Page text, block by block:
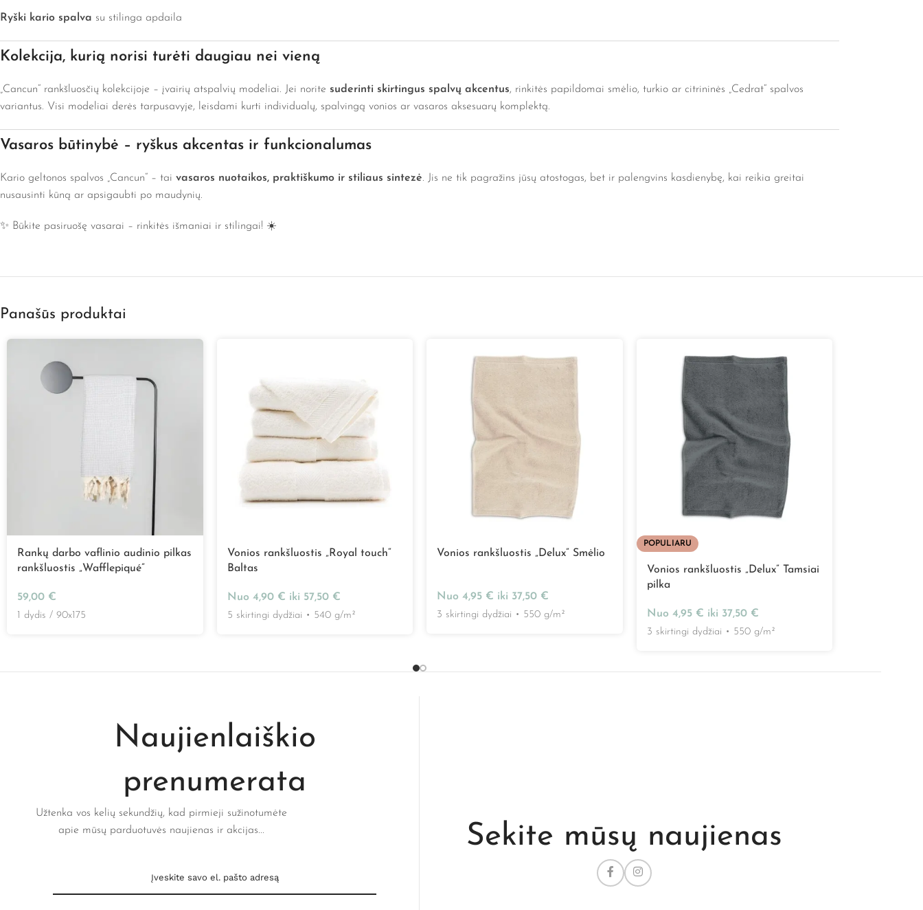
Ryški kario spalva su stilinga apdaila
Kolekcija, kurią norisi turėti daugiau nei vieną
„Cancun“ rankšluosčių kolekcijoje – įvairių atspalvių modeliai. Jei norite suderinti skirtingus spalvų akcentus, rinkitės papildomai smėlio, turkio ar citrininės „Cedrat“ spalvos
variantus. Visi modeliai derės tarpusavyje, leisdami kurti individualų, spalvingą vonios ar vasaros aksesuarų komplektą.
Vasaros būtinybė – ryškus akcentas ir funkcionalumas
Kario geltonos spalvos „Cancun“ – tai vasaros nuotaikos, praktiškumo ir stiliaus sintezė. Jis ne tik pagražins jūsų atostogas, bet ir palengvins kasdienybę, kai reikia greitai
nusausinti kūną ar apsigaubti po maudynių.
✨ Būkite pasiruošę vasarai – rinkitės išmaniai ir stilingai! ☀️
Panašūs produktai
Rankų darbo vaflinio audinio pilkas
rankšluostis „Wafflepiqué”
59,00 €
1 dydis / 90x175
Vonios rankšluostis „Royal touch“
Baltas
Nuo 4,90 € iki 57,50 €
5 skirtingi dydžiai • 540 g/m²
Vonios rankšluostis „Delux” Smėlio
Nuo 4,95 € iki 37,50 €
3 skirtingi dydžiai • 550 g/m²
POPULIARU
Vonios rankšluostis „Delux” Tamsiai
pilka
Nuo 4,95 € iki 37,50 €
3 skirtingi dydžiai • 550 g/m²
Naujienlaiškio
prenumerata
Užtenka vos kelių sekundžių, kad pirmieji sužinotumėte
apie mūsų parduotuvės naujienas ir akcijas...
Sekite mūsų naujienas